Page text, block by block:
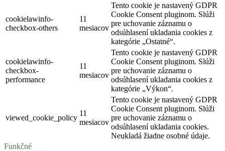
cookielawinfo-
checkbox-others
11
mesiacov
Tento cookie je nastavený GDPR
Cookie Consent pluginom. Slúži
pre uchovanie záznamu o
odsúhlasení ukladania cookies z
kategórie „Ostatné“.
cookielawinfo-
checkbox-
performance
11
mesiacov
Tento cookie je nastavený GDPR
Cookie Consent pluginom. Slúži
pre uchovanie záznamu o
odsúhlasení ukladania cookies z
kategórie „Výkon“.
viewed_cookie_policy
11
mesiacov
Tento cookie je nastavený GDPR
Cookie Consent pluginom. Slúži
pre uchovanie záznamu o
odsúhlasení ukladania cookies.
Neukladá žiadne osobné údaje.
Funkčné